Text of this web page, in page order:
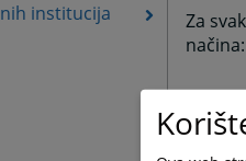
institucija
Za
načina: